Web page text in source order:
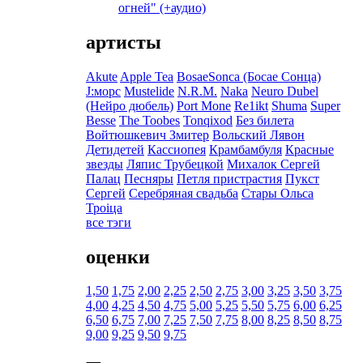
огней" (+аудио)
артисты
Akute Apple Tea BosaeSonca (Босае Сонца)
J:морс Mustelide N.R.M. Naka Neuro Dubel
(Нейро дюбель) Port Mone Re1ikt Shuma Super
Besse The Toobes Tonqixod Без билета
Войтюшкевич Змитер Вольский Лявон
Детидетей Кассиопея Крамбамбуля Красные
звезды Ляпис Трубецкой Михалок Сергей
Палац Песняры Петля пристрастия Пукст
Сергей Серебряная свадьба Стары Ольса
Троіца
все тэги
оценки
1,50 1,75 2,00 2,25 2,50 2,75 3,00 3,25 3,50 3,75
4,00 4,25 4,50 4,75 5,00 5,25 5,50 5,75 6,00 6,25
6,50 6,75 7,00 7,25 7,50 7,75 8,00 8,25 8,50 8,75
9,00 9,25 9,50 9,75